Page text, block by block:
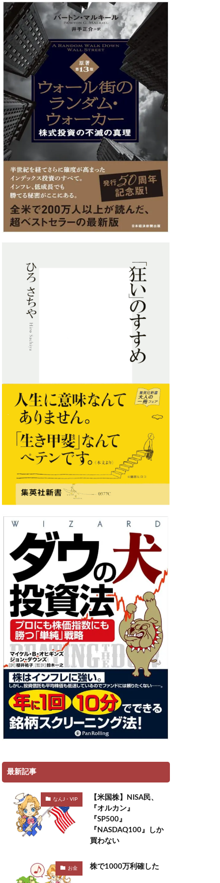
最新記事
なんJ・VIP
【米国株】NISA民、
『オルカン』
『SP500』
『NASDAQ100』しか
買わない
お金 株で1000万利確した